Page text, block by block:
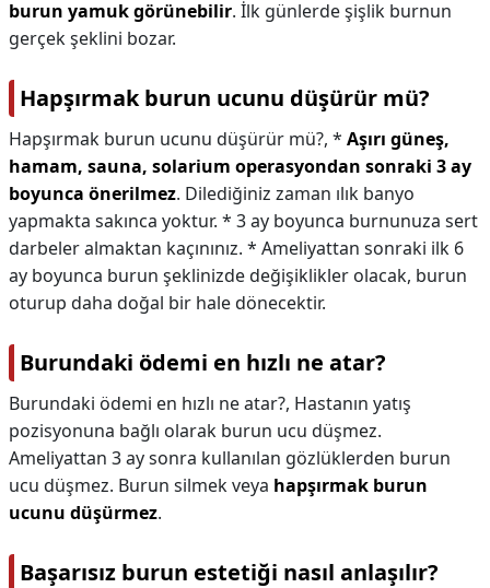
burun yamuk görünebilir. İlk günlerde şişlik burnun
gerçek şeklini bozar.
Hapşırmak burun ucunu düşürür mü?
Hapşırmak burun ucunu düşürür mü?, * Aşırı güneş,
hamam, sauna, solarium operasyondan sonraki 3 ay
boyunca önerilmez. Dilediğiniz zaman ılık banyo
yapmakta sakınca yoktur. * 3 ay boyunca burnunuza sert
darbeler almaktan kaçınınız. * Ameliyattan sonraki ilk 6
ay boyunca burun şeklinizde değişiklikler olacak, burun
oturup daha doğal bir hale dönecektir.
Burundaki ödemi en hızlı ne atar?
Burundaki ödemi en hızlı ne atar?, Hastanın yatış
pozisyonuna bağlı olarak burun ucu düşmez.
Ameliyattan 3 ay sonra kullanılan gözlüklerden burun
ucu düşmez. Burun silmek veya hapşırmak burun
ucunu düşürmez.
Başarısız burun estetiği nasıl anlaşılır?